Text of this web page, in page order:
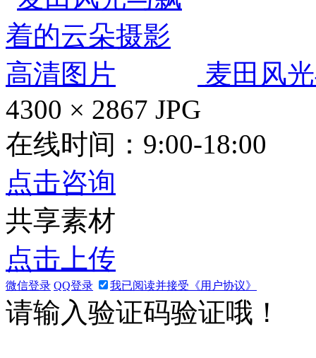
麦田风
4300 × 2867 JPG
在线时间：9:00-18:00
点击咨询
共享素材
点击上传
微信登录 QQ登录 我已阅读并接受《用户协议》
请输入验证码验证哦！